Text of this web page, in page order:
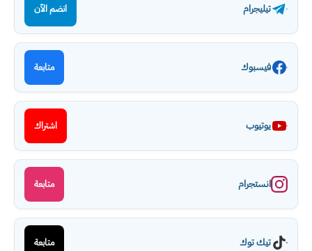
تيليجرام انضم الآن
فيسبوك متابعة
يوتيوب اشتراك
انستجرام متابعة
تيك توك متابعة